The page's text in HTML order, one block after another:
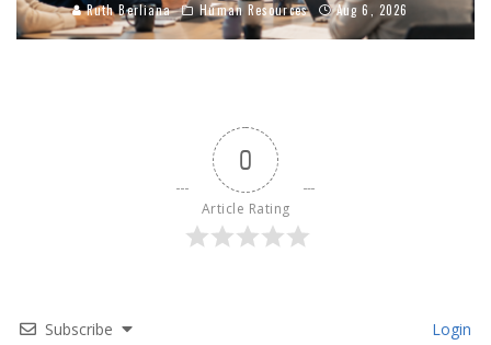
Ruth Berliana Human Resources Aug 6, 2026
0
Article Rating
Subscribe Login